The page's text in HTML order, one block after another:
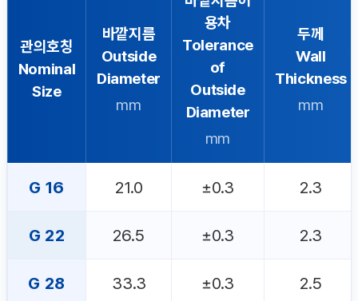
관의호칭
Nominal
Size
바깥지름
Outside
Diameter
mm
용차
Tolerance
of
Outside
Diameter
mm
두께
Wall
Thickness
mm
G 16 21.0 ±0.3 2.3
G 22 26.5 ±0.3 2.3
G 28 33.3 ±0.3 2.5